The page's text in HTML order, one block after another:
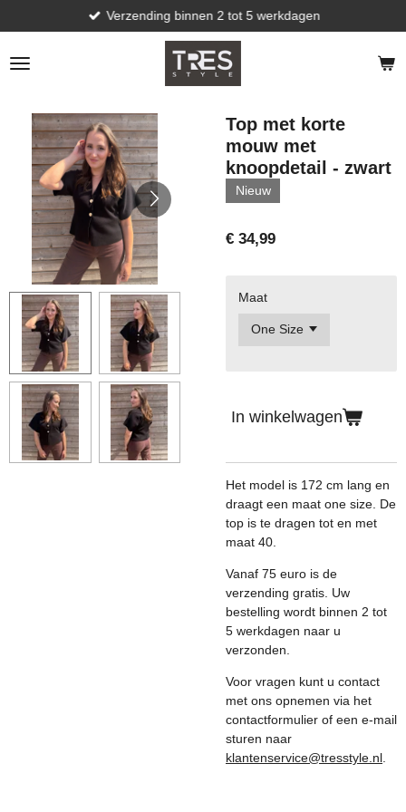
direct
naar
de
Verzending binnen 2 tot 5 werkdagen
Top met korte
mouw met
knoopdetail - zwart
Nieuw
€ 34,99
Maat
In winkelwagen
Het model is 172 cm lang en
draagt een maat one size. De
top is te dragen tot en met
maat 40.
Vanaf 75 euro is de
verzending gratis. Uw
bestelling wordt binnen 2 tot
5 werkdagen naar u
verzonden.
Voor vragen kunt u contact
met ons opnemen via het
contactformulier of een e-mail
sturen naar
klantenservice@tresstyle.nl